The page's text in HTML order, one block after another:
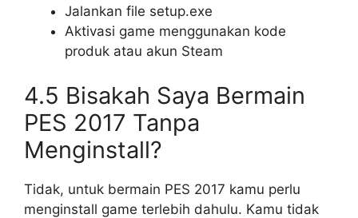
Jalankan file setup.exe
Aktivasi game menggunakan kode
produk atau akun Steam
4.5 Bisakah Saya Bermain
PES 2017 Tanpa
Menginstall?
Tidak, untuk bermain PES 2017 kamu perlu
menginstall game terlebih dahulu. Kamu tidak